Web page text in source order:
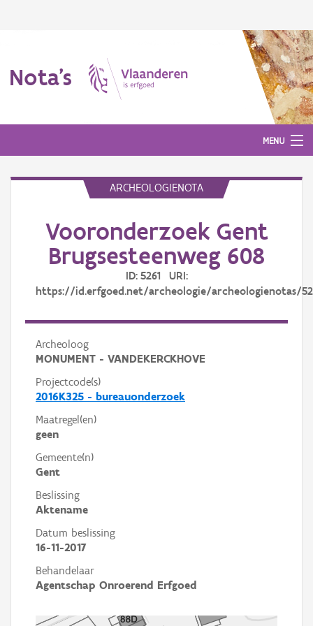
Nota's
MENU
Aanmelden
ARCHEOLOGIENOTA
Vooronderzoek Gent
Brugsesteenweg 608
ID: 5261 URI:
https://id.erfgoed.net/archeologie/archeologienotas/
Archeoloog
MONUMENT - VANDEKERCKHOVE
Projectcode(s)
2016K325 - bureauonderzoek
Maatregel(en)
geen
Gemeente(n)
Gent
Beslissing
Aktename
Datum beslissing
16-11-2017
Behandelaar
Agentschap Onroerend Erfgoed